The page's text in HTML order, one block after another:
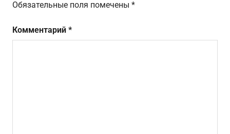
Обязательные поля помечены *
Комментарий *